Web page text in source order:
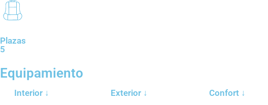
Plazas
5
Equipamiento
Interior ↓ Exterior ↓ Confort ↓